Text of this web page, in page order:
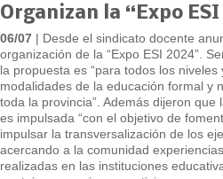
Organizan la “Expo ESI
06/07 | Desde el sindicato docente
organización de la “Expo ESI 2024”.
la propuesta es “para todos los niveles
modalidades de la educación formal y
toda la provincia”. Además dijeron que
es impulsada “con el objetivo de
impulsar la transversalización de los
acercando a la comunidad
realizadas en las instituciones